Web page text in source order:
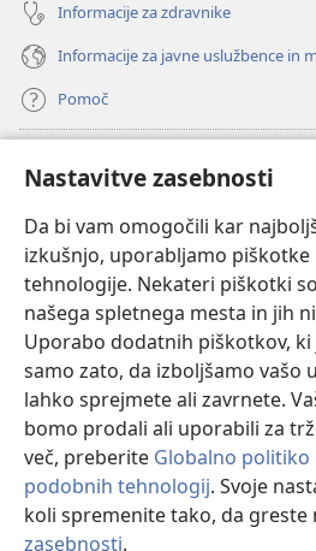
Nastavitve zasebnosti
Da bi vam omogočili kar
izkušnjo, uporabljamo
tehnologije. Nekateri piškotki
našega spletnega mesta in jih
Uporabo dodatnih piškotkov,
samo zato, da izboljšamo vašo
lahko sprejmete ali zavrnete.
bomo prodali ali uporabili za
več, preberite Globalno
podobnih tehnologij. Svoje
koli spremenite tako, da greste
zasebnosti.
Informacije za zdravnike
Informacije za javne uslužbence in
Pomoč
(odpre
novo
okno) Watchtowerjeva SPLETNA
(odpre
novo
okno) JW Hub
(odpre
novo
okno)JW Library
Watchtower Library
Copyright© 2026 Watch Tower Bible and
POGOJI UPORABE